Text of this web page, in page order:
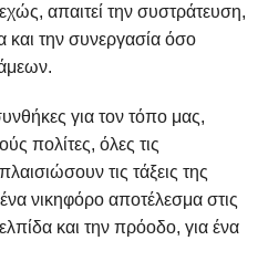
απαιτεί την συστράτευση,
και την συνεργασία όσο
για τον τόπο μας,
πολίτες, όλες τις
τις τάξεις της
νικηφόρο αποτέλεσμα στις
και την πρόοδο, για ένα